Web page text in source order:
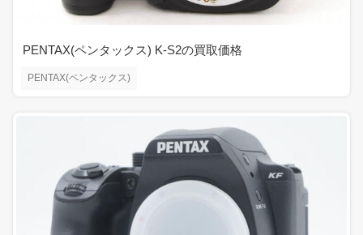
PENTAX(ペンタックス)
PENTAX(ペンタックス) K-S2の買取価格